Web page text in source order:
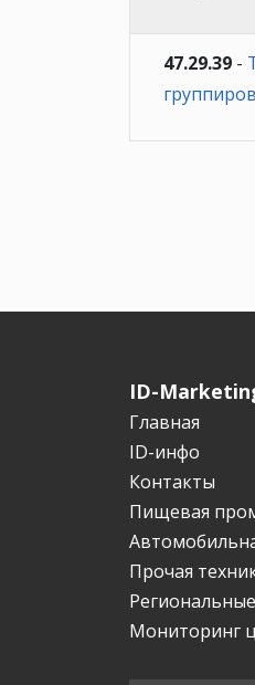
47.29.39 -
ID-
Главная
ID-инфо
Контакты
Пищевая
Прочая
Мониторинг